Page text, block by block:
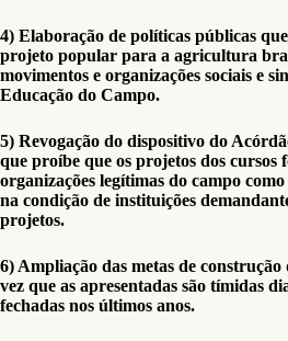
4) Elaboração de políticas públicas
projeto popular para a agricultura
movimentos e organizações sociais e
Educação do Campo.
5) Revogação do dispositivo do
que proíbe que os projetos dos cursos
organizações legítimas do campo
na condição de instituições
projetos.
6) Ampliação das metas de construção
vez que as apresentadas são tímidas
fechadas nos últimos anos.